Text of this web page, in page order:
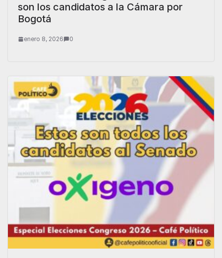
son los candidatos a la Cámara por
Bogotá
enero 8, 2026 0